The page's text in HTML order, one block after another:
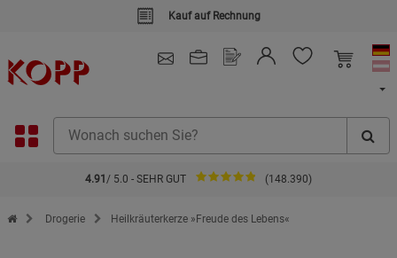
Kauf auf Rechnung
4.91 / 5.0 - SEHR GUT (148.390)
Zur Startseite des Kopp Verlag Online-Shop
Drogerie Heilkräuterkerze »Freude des Lebens«